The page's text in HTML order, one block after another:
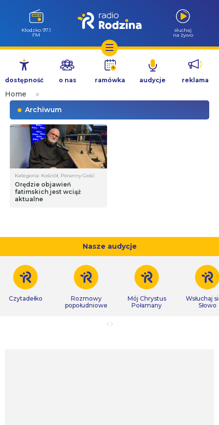
Przejdź
treści
Wołów 99.6
FM
słuchaj
na żywo
dostępność o nas ramówka audycje reklama
Home
»
Archiwum
Kategoria: Kościół, Poranny Gość
Orędzie objawień
fatimskich jest wciąż
aktualne
Nasze audycje
Czytadełko
Rozmowy
popołudniowe
Mój Chrystus
Połamany
Wsłuchaj
Słowo